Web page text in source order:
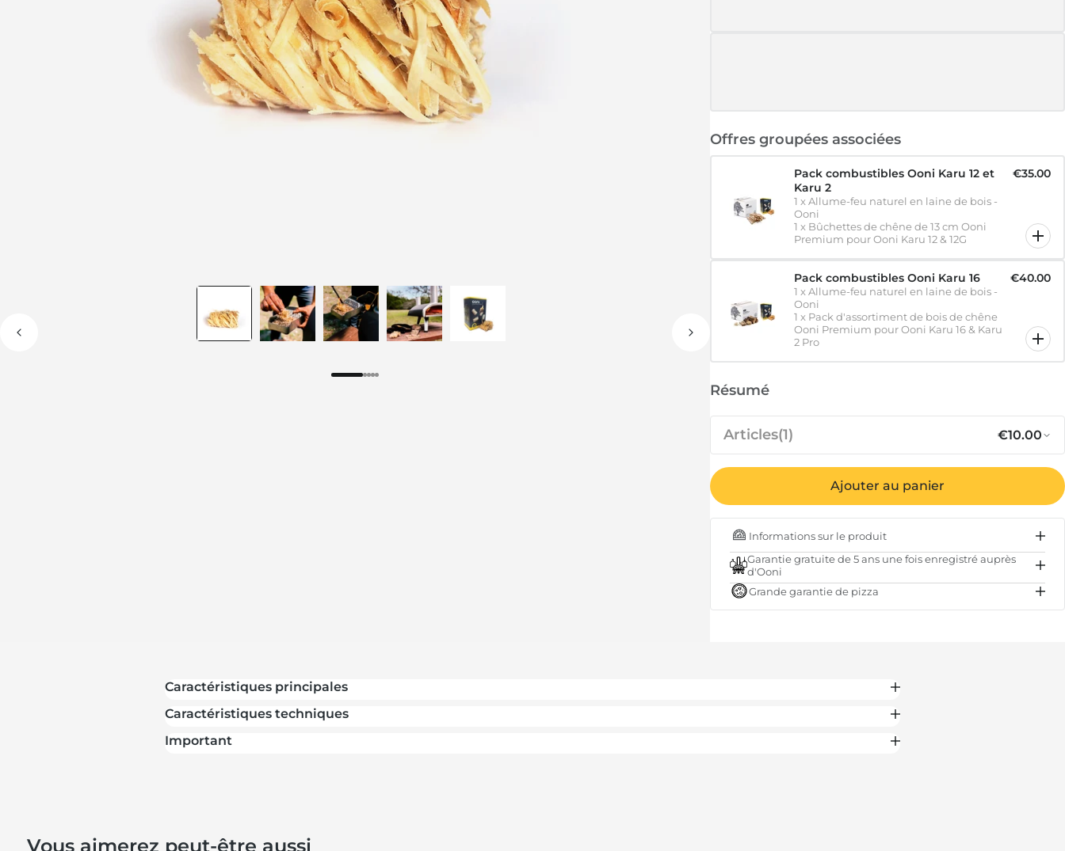
Offres groupées associées
Pack combustibles Ooni Karu 12 et
Karu 2
1 x Allume-feu naturel en laine de bois -
Ooni
1 x Bûchettes de chêne de 13 cm Ooni
Premium pour Ooni Karu 12 & 12G
€35.00
Pack combustibles Ooni Karu 16
1 x Allume-feu naturel en laine de bois -
Ooni
1 x Pack d'assortiment de bois de chêne
Ooni Premium pour Ooni Karu 16 & Karu
2 Pro
€40.00
Résumé
Articles(1) €10.00
Allume-feu naturel en laine de bois
- Ooni
Prix
Sous-total €10.00
Ajouter au panier
Informations sur le produit
Garantie gratuite de 5 ans une fois enregistré auprès
d'Ooni
Grande garantie de pizza
Caractéristiques principales
Caractéristiques techniques
Important
Vous aimerez peut-être aussi